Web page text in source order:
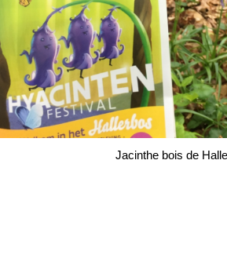
Jacinthe bois de Halle